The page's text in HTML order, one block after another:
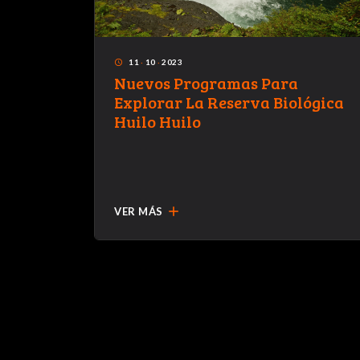
access_time 11 · 10 · 2023
Nuevos Programas Para
Explorar La Reserva Biológica
Huilo Huilo
VER MÁS add